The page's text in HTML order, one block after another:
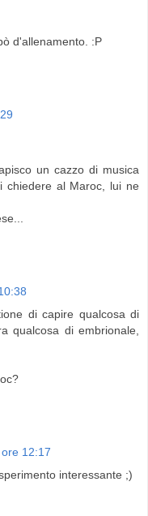
d'allenamento. :P
un cazzo di musica
chiedere al Maroc, lui ne
di capire qualcosa di
qualcosa di embrionale,
12:17
interessante ;)